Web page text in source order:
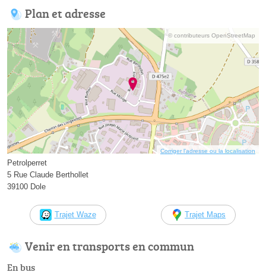
Plan et adresse
© contributeurs OpenStreetMap
Corriger l’adresse ou la localisation
Petrolperret
5 Rue Claude Berthollet
39100 Dole
Trajet Waze Trajet Maps
Venir en transports en commun
En bus